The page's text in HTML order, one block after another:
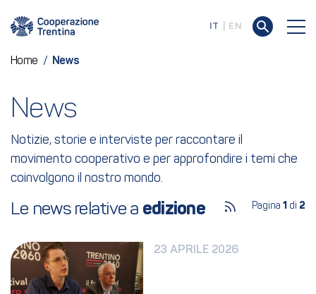
IT EN
Home / News
News
Notizie, storie e interviste per raccontare il
movimento cooperativo e per approfondire i temi che
coinvolgono il nostro mondo.
Le news relative a edizione Pagina 1 di 2
23 APRILE 2026